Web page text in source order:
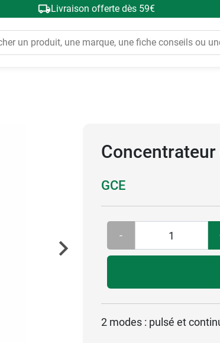
Livraison offerte dès 59€
Concentrateur
GCE
-
2 modes : pulsé et